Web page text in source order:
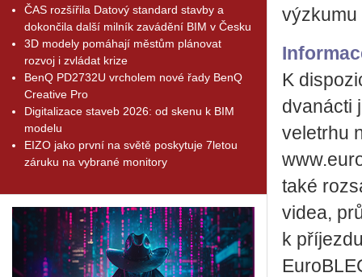
ČAS rozšířila Datový standard stavby a
dokončila další milník zavádění BIM v Česku
3D modely pomáhají městům plánovat
rozvoj i zvládat krize
BenQ PD2732U vrcholem nové řady BenQ
Creative Pro
Digitalizace staveb 2026: od skenu k BIM
modelu
EIZO jako první na světě poskytuje 7letou
záruku na vybrané monitory
výzkumu
K
dvanácti
veletrhu
také
videa,
k